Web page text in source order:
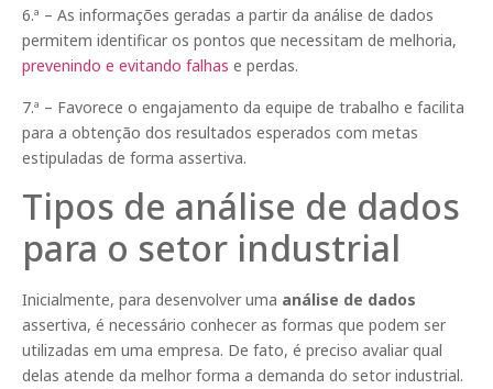
6.ª – As informações geradas a partir da análise de dados
permitem identificar os pontos que necessitam de melhoria,
prevenindo e evitando falhas e perdas.
7.ª – Favorece o engajamento da equipe de trabalho e facilita
para a obtenção dos resultados esperados com metas
estipuladas de forma assertiva.
Tipos de análise de dados
para o setor industrial
Inicialmente, para desenvolver uma análise de dados
assertiva, é necessário conhecer as formas que podem ser
utilizadas em uma empresa. De fato, é preciso avaliar qual
delas atende da melhor forma a demanda do setor industrial.